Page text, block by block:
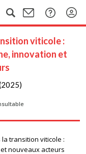
viticole :
innovation et
transition viticole :
nouveaux acteurs